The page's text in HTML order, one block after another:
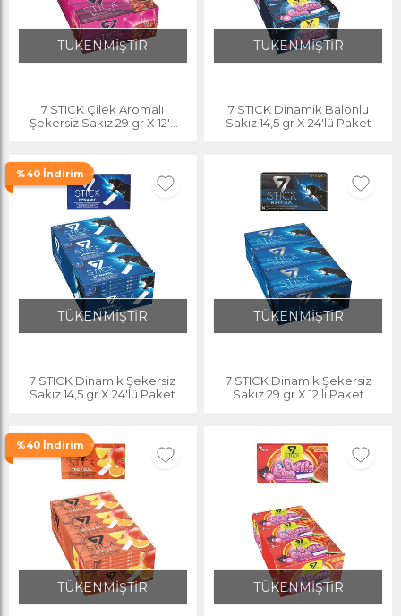
TÜKENMİŞTİR
7 STICK Çilek Aromalı
Şekersiz Sakız 29 gr X 12'li
TÜKENMİŞTİR
7 STICK Dinamik Balonlu
Sakız 14,5 gr X 24'lü Paket
%40 İndirim
TÜKENMİŞTİR
7 STICK Dinamik Şekersiz
Sakız 14,5 gr X 24'lü Paket
TÜKENMİŞTİR
7 STICK Dinamik Şekersiz
Sakız 29 gr X 12'li Paket
%40 İndirim
TÜKENMİŞTİR TÜKENMİŞTİR